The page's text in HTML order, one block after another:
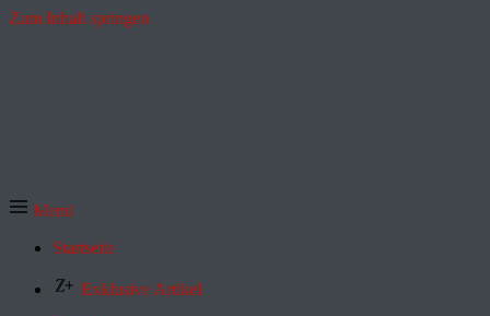
Zum Inhalt springen
Menü
Startseite
Exklusive Artikel